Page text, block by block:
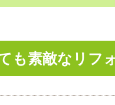
も素敵なリフ